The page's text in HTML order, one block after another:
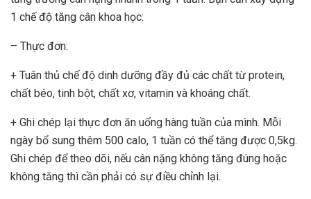
1 chế độ tăng cân khoa học:
– Thực đơn:
+ Tuân thủ chế độ dinh dưỡng đầy đủ các chất từ protein,
chất béo, tinh bột, chất xơ, vitamin và khoáng chất.
+ Ghi chép lại thực đơn ăn uống hàng tuần của mình. Mỗi
ngày bổ sung thêm 500 calo, 1 tuần có thể tăng được 0,5kg.
Ghi chép để theo dõi, nếu cân nặng không tăng đúng hoặc
không tăng thì cần phải có sự điều chỉnh lại.